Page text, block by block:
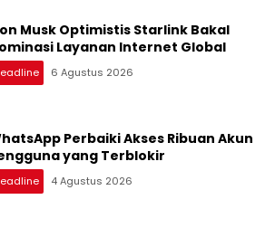
Musk Optimistis Starlink Bakal
Layanan Internet Global
6 Agustus 2026
Perbaiki Akses Ribuan Akun
yang Terblokir
4 Agustus 2026